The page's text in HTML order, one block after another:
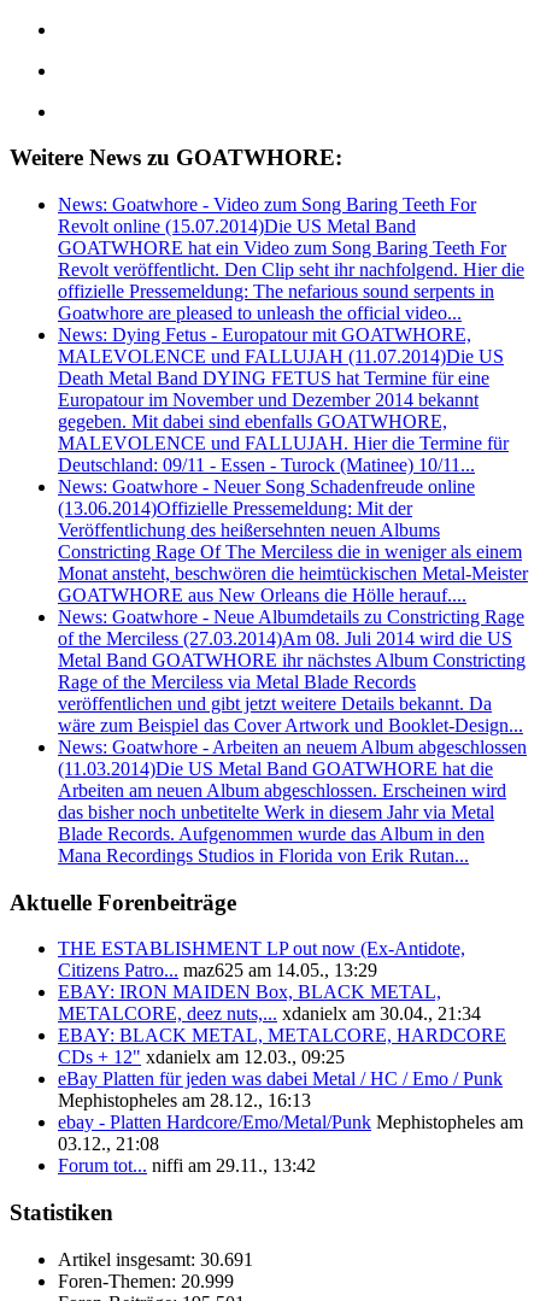
Weitere News zu GOATWHORE:
News: Goatwhore - Video zum Song Baring Teeth For
Revolt online (15.07.2014)Die US Metal Band
GOATWHORE hat ein Video zum Song Baring Teeth For
Revolt veröffentlicht. Den Clip seht ihr nachfolgend. Hier die
offizielle Pressemeldung: The nefarious sound serpents in
Goatwhore are pleased to unleash the official video...
News: Dying Fetus - Europatour mit GOATWHORE,
MALEVOLENCE und FALLUJAH (11.07.2014)Die US
Death Metal Band DYING FETUS hat Termine für eine
Europatour im November und Dezember 2014 bekannt
gegeben. Mit dabei sind ebenfalls GOATWHORE,
MALEVOLENCE und FALLUJAH. Hier die Termine für
Deutschland: 09/11 - Essen - Turock (Matinee) 10/11...
News: Goatwhore - Neuer Song Schadenfreude online
(13.06.2014)Offizielle Pressemeldung: Mit der
Veröffentlichung des heißersehnten neuen Albums
Constricting Rage Of The Merciless die in weniger als einem
Monat ansteht, beschwören die heimtückischen Metal-Meister
GOATWHORE aus New Orleans die Hölle herauf....
News: Goatwhore - Neue Albumdetails zu Constricting Rage
of the Merciless (27.03.2014)Am 08. Juli 2014 wird die US
Metal Band GOATWHORE ihr nächstes Album Constricting
Rage of the Merciless via Metal Blade Records
veröffentlichen und gibt jetzt weitere Details bekannt. Da
wäre zum Beispiel das Cover Artwork und Booklet-Design...
News: Goatwhore - Arbeiten an neuem Album abgeschlossen
(11.03.2014)Die US Metal Band GOATWHORE hat die
Arbeiten am neuen Album abgeschlossen. Erscheinen wird
das bisher noch unbetitelte Werk in diesem Jahr via Metal
Blade Records. Aufgenommen wurde das Album in den
Mana Recordings Studios in Florida von Erik Rutan...
Aktuelle Forenbeiträge
THE ESTABLISHMENT LP out now (Ex-Antidote,
Citizens Patro... maz625 am 14.05., 13:29
EBAY: IRON MAIDEN Box, BLACK METAL,
METALCORE, deez nuts,... xdanielx am 30.04., 21:34
EBAY: BLACK METAL, METALCORE, HARDCORE
CDs + 12" xdanielx am 12.03., 09:25
eBay Platten für jeden was dabei Metal / HC / Emo / Punk
Mephistopheles am 28.12., 16:13
ebay - Platten Hardcore/Emo/Metal/Punk Mephistopheles am
03.12., 21:08
Forum tot... niffi am 29.11., 13:42
Statistiken
Artikel insgesamt: 30.691
Foren-Themen: 20.999